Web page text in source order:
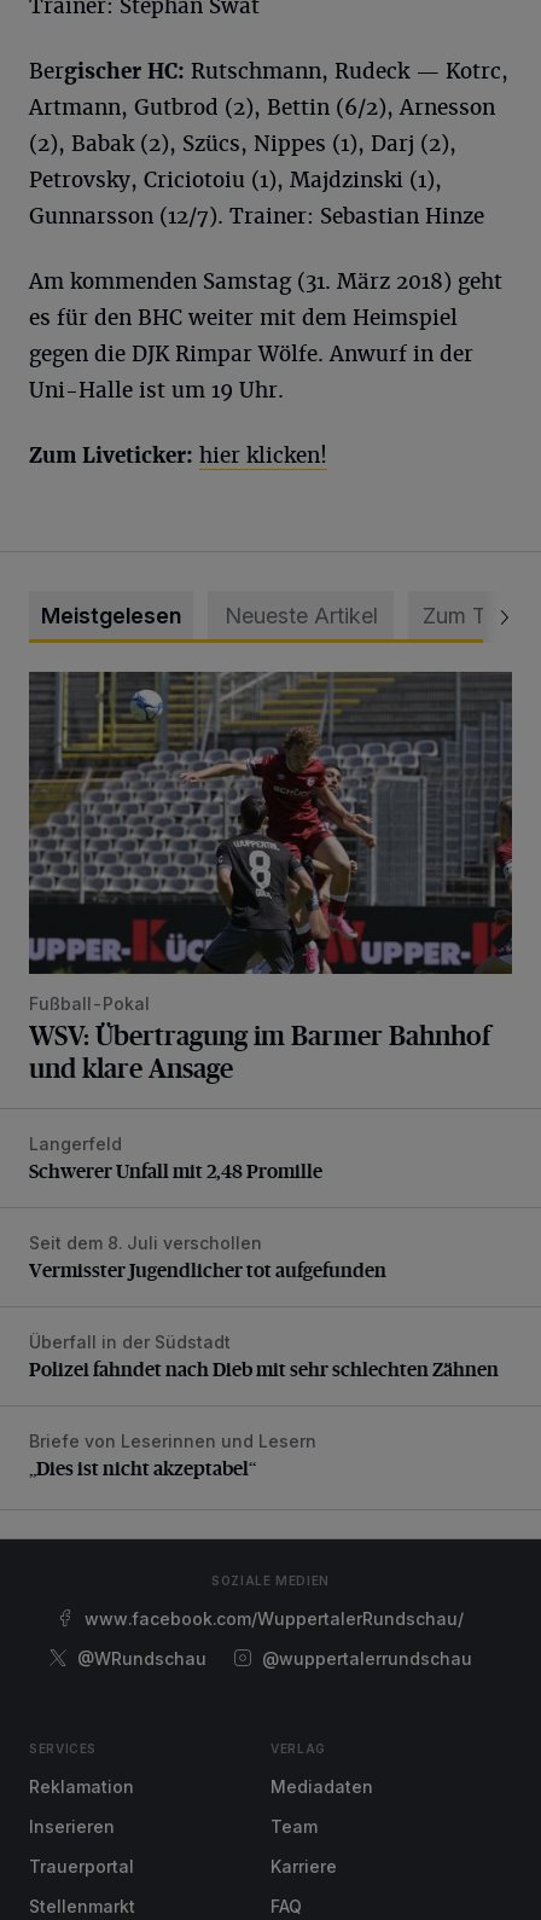
Trainer: Stephan Swat
Bergischer HC: Rutschmann, Rudeck — Kotrc,
Artmann, Gutbrod (2), Bettin (6/2), Arnesson
(2), Babak (2), Szücs, Nippes (1), Darj (2),
Petrovsky, Criciotoiu (1), Majdzinski (1),
Gunnarsson (12/7). Trainer: Sebastian Hinze
Am kommenden Samstag (31. März 2018) geht
es für den BHC weiter mit dem Heimspiel
gegen die DJK Rimpar Wölfe. Anwurf in der
Uni-Halle ist um 19 Uhr.
Zum Liveticker: hier klicken!
Meistgelesen Neueste Artikel Zum Thema
WSV: Übertragung im Barmer Bahnhof und klare Ansage
Fußball-Pokal
WSV: Übertragung im Barmer Bahnhof
und klare Ansage
Schwerer Unfall mit 2,48 Promille
Langerfeld
Schwerer Unfall mit 2,48 Promille
Vermisster Jugendlicher tot aufgefunden
Seit dem 8. Juli verschollen
Vermisster Jugendlicher tot aufgefunden
Polizei fahndet nach Dieb mit sehr schlechten Zähnen
Überfall in der Südstadt
Polizei fahndet nach Dieb mit sehr schlechten Zähnen
„Dies ist nicht akzeptabel“
Briefe von Leserinnen und Lesern
„Dies ist nicht akzeptabel“
SOZIALE MEDIEN
www.facebook.com/WuppertalerRundschau/
@WRundschau
@wuppertalerrundschau
SERVICES
Reklamation
Inserieren
Trauerportal
Stellenmarkt
VERLAG
Mediadaten
Team
Karriere
FAQ